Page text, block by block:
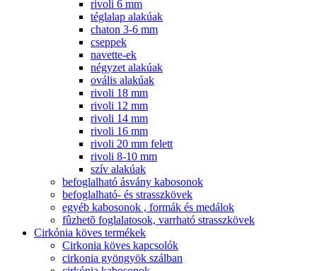
rivoli 6 mm
téglalap alakúak
chaton 3-6 mm
cseppek
navette-ek
négyzet alakúak
ovális alakúak
rivoli 18 mm
rivoli 12 mm
rivoli 14 mm
rivoli 16 mm
rivoli 20 mm felett
rivoli 8-10 mm
szív alakúak
befoglalható ásvány kabosonok
befoglalható- és strasszkövek
egyéb kabosonok , formák és medálok
fûzhetõ foglalatosok, varrható strasszkövek
Cirkónia köves termékek
Cirkonia köves kapcsolók
cirkonia gyöngyök szálban